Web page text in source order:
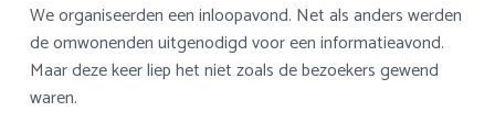
We organiseerden een inloopavond. Net als anders werden
de omwonenden uitgenodigd voor een informatieavond.
Maar deze keer liep het niet zoals de bezoekers gewend
waren.